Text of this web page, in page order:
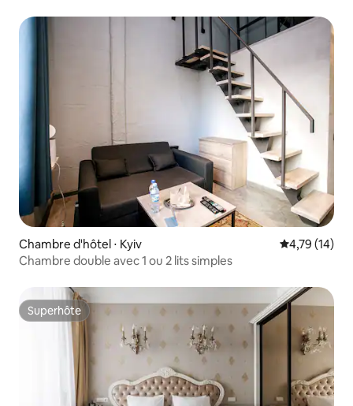
Chambre d'hôtel ⋅ Kyiv Évaluation
4,79 (14)
Chambre double avec 1 ou 2 lits simples
Superhôte
Superhôte